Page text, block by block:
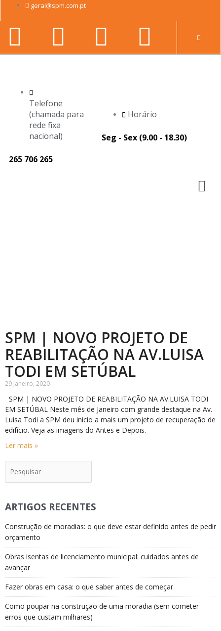
content
geral@spm.com.pt
Facebook-
f
Youtube
Linkedin-
in
Telefone
(chamada para
rede fixa
nacional)
265 706 265
Horário
Seg - Sex (9.00 - 18.30)
SPM | NOVO PROJETO DE
REABILITAÇÃO NA AV.LUISA
TODI EM SETÚBAL
29 Janeiro, 2020
SPM | NOVO PROJETO DE REABILITAÇÃO NA AV.LUISA TODI
EM SETÚBAL Neste mês de Janeiro com grande destaque na Av.
Luisa Todi a SPM deu inicio a mais um projeto de recuperação de
edifício. Veja as imagens do Antes e Depois.
Ler mais »
ARTIGOS RECENTES
Construção de moradias: o que deve estar definido antes de pedir
orçamento
Obras isentas de licenciamento municipal: cuidados antes de
avançar
Fazer obras em casa: o que saber antes de começar
Como poupar na construção de uma moradia (sem cometer
erros que custam milhares)